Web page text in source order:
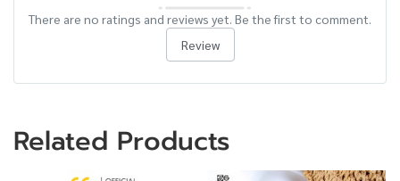
There are no ratings and reviews yet. Be the first to comment.
Review
Related Products